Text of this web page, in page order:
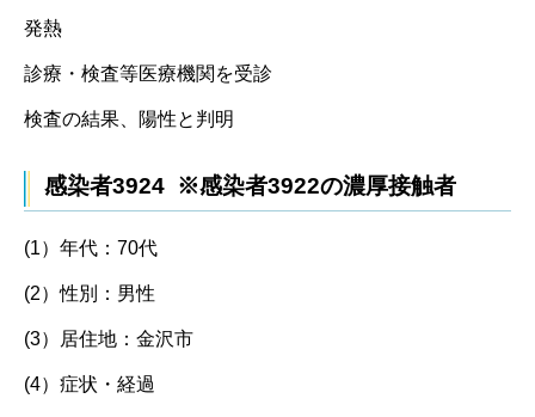
発熱
診療・検査等医療機関を受診
検査の結果、陽性と判明
感染者3924 ※感染者3922の濃厚接触者
(1）年代：70代
(2）性別：男性
(3）居住地：金沢市
(4）症状・経過